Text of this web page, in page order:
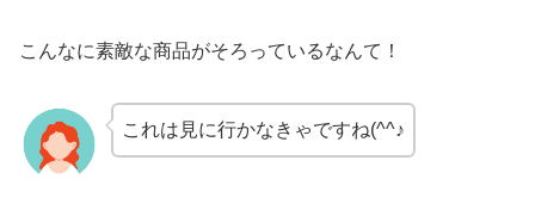
こんなに素敵な商品がそろっているなんて！
これは見に行かなきゃですね(^^♪